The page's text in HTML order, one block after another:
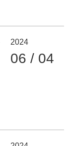
2024
06 / 04